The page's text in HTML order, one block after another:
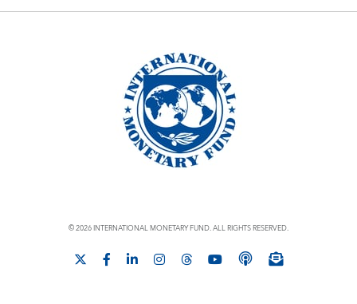
© 2026 INTERNATIONAL MONETARY FUND. ALL RIGHTS RESERVED.